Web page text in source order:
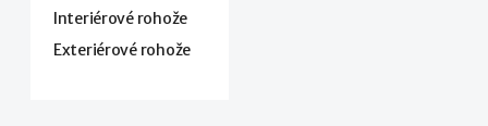
Interiérové rohože
Exteriérové rohože